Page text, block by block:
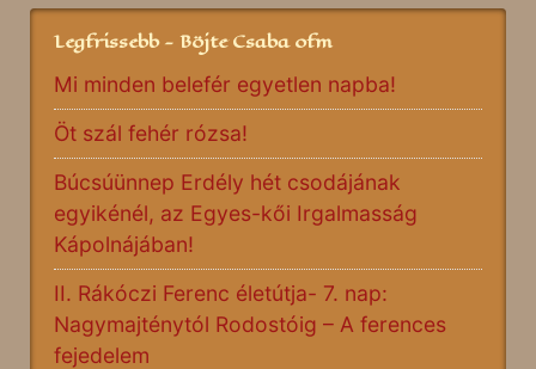
Legfrissebb - Böjte Csaba ofm
Mi minden belefér egyetlen napba!
Öt szál fehér rózsa!
Búcsúünnep Erdély hét csodájának
egyikénél, az Egyes-kői Irgalmasság
Kápolnájában!
II. Rákóczi Ferenc életútja- 7. nap:
Nagymajténytól Rodostóig – A ferences
fejedelem